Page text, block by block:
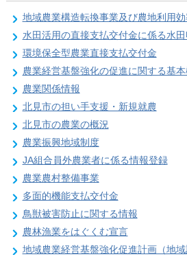
地域農業構造転換事業及び農地利用効率化
水田活用の直接支払交付金に係る水
環境保全型農業直接支払交付金
農業経営基盤強化の促進に関する基
農業関係情報
北見市の担い手支援・新規就農
北見市の農業の概況
農業振興地域制度
JA組合員外農業者に係る情報登録
農業農村整備事業
多面的機能支払交付金
鳥獣被害防止に関する情報
農林漁業をはぐくむ宣言
地域農業経営基盤強化促進計画（地